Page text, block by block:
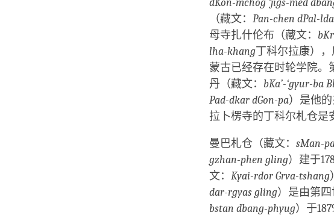
dKon-mchog ‘jigs-med
（藏文： Pan-chen dPal-
母寺扎什伦布（藏文：
lha-khang丁科尔拉康）
蒙古已经存在时轮学院。
丹（藏文： bKa’-‘gyur-ba
Pad-dkar dGon-pa）是他
拉卜楞寺的丁科尔札仓是
曼巴札仓（藏文： sMan-
gzhan-phen gling）建于
文： Kyai-rdor Grva-tshang
dar-rgyas gling）是由第四
bstan dbang-phyug）于